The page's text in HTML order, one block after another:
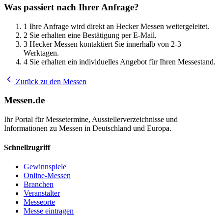
Was passiert nach Ihrer Anfrage?
1 Ihre Anfrage wird direkt an Hecker Messen weitergeleitet.
2 Sie erhalten eine Bestätigung per E-Mail.
3 Hecker Messen kontaktiert Sie innerhalb von 2-3
Werktagen.
4 Sie erhalten ein individuelles Angebot für Ihren Messestand.
Zurück zu den Messen
Messen.de
Ihr Portal für Messetermine, Ausstellerverzeichnisse und
Informationen zu Messen in Deutschland und Europa.
Schnellzugriff
Gewinnspiele
Online-Messen
Branchen
Veranstalter
Messeorte
Messe eintragen